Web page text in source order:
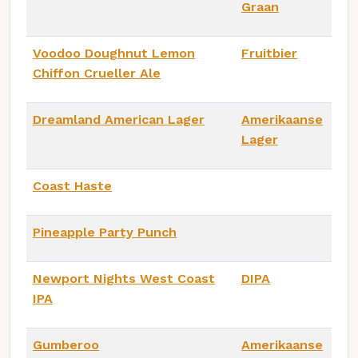
Graan
Voodoo Doughnut Lemon
Chiffon Crueller Ale
Fruitbier
Dreamland American Lager
Amerikaanse
Lager
Coast Haste
Pineapple Party Punch
Newport Nights West Coast
IPA
DIPA
Gumberoo
Amerikaanse